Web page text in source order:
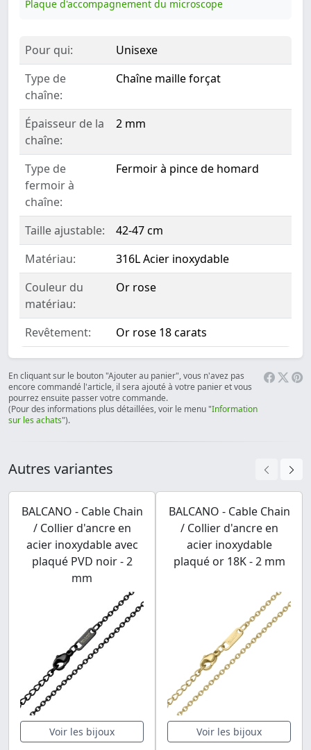
Plaque d'accompagnement du microscope
Pour qui:
Unisexe
Type de
chaîne:
Chaîne maille forçat
Épaisseur de la
chaîne:
2 mm
Type de
fermoir à
chaîne:
Fermoir à pince de homard
Taille ajustable:
42-47 cm
Matériau:
316L Acier inoxydable
Couleur du
matériau:
Or rose
Revêtement: Or rose 18 carats
En cliquant sur le bouton "Ajouter au panier", vous n'avez pas
encore commandé l'article, il sera ajouté à votre panier et vous
pourrez ensuite passer votre commande.
(Pour des informations plus détaillées, voir le menu "Information
sur les achats").
Autres variantes
BALCANO - Cable Chain
/ Collier d'ancre en
acier inoxydable avec
plaqué PVD noir - 2
mm
Voir les bijoux
BALCANO - Cable Chain
/ Collier d'ancre en
acier inoxydable
plaqué or 18K - 2 mm
Voir les bijoux